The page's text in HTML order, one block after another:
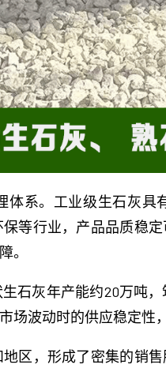
系。工业级生石灰
等行业，产品品质稳
。
石灰年产能约20万吨
波动时的供应稳定性
区，形成了密集的销